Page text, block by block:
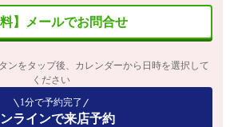
料】メールでお問合せ
ンをタップ後、カレンダーから日時を選択して
ください
1分で予約完了
ラインで来店予約